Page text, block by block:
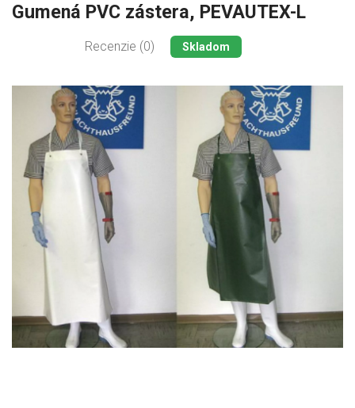
Gumená PVC zástera, PEVAUTEX-L
Recenzie (0) Skladom